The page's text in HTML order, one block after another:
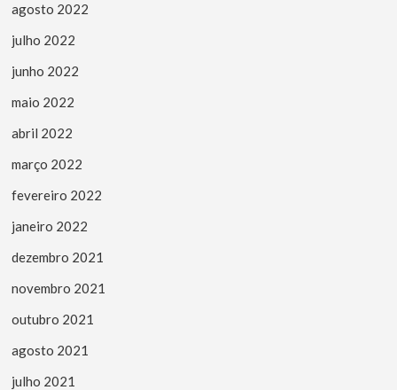
agosto 2022
julho 2022
junho 2022
maio 2022
abril 2022
março 2022
fevereiro 2022
janeiro 2022
dezembro 2021
novembro 2021
outubro 2021
agosto 2021
julho 2021